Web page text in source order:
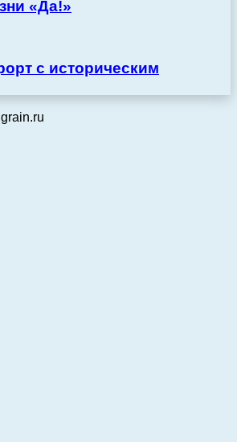
«Да!»
с историческим